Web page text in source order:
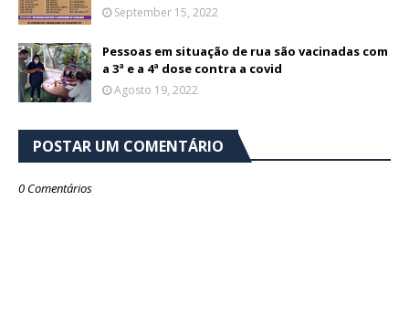
September 15, 2022
Pessoas em situação de rua são vacinadas com
a 3ª e a 4ª dose contra a covid
Agosto 19, 2022
POSTAR UM COMENTÁRIO
0 Comentários